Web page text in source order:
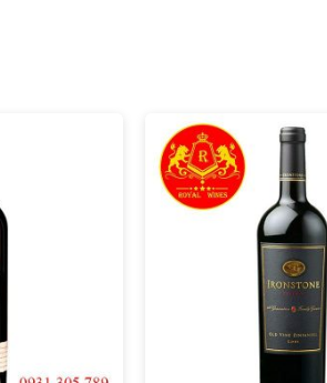
bít tết và các món thịt nướng BBQ